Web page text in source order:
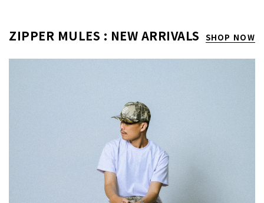
ZIPPER MULES : NEW ARRIVALS SHOP NOW